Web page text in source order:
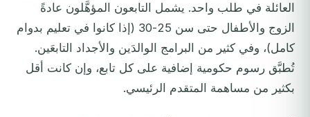
العائلة في طلب واحد. يشمل التابعون المؤهَّلون عادةً
الزوج والأطفال حتى سن 25-30 (إذا كانوا في تعليم بدوام
كامل)، وفي كثير من البرامج الوالدَين والأجداد التابعَين.
تُطبَّق رسوم حكومية إضافية على كل تابع، وإن كانت أقل
بكثير من مساهمة المتقدم الرئيسي.